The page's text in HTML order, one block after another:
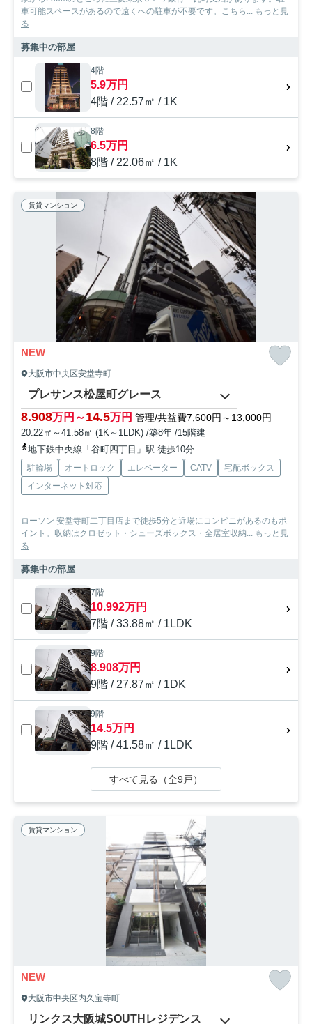
車可能スペースがあるので遠くへの駐車が不要です。こちら... もっと見
る
募集中の部屋
4階
5.9万円
4階 / 22.57㎡ / 1K
8階
6.5万円
8階 / 22.06㎡ / 1K
賃貸マンション
NEW
大阪市中央区安堂寺町
プレサンス松屋町グレース
8.908万円～14.5万円 管理/共益費7,600円～13,000円
20.22㎡～41.58㎡ (1K～1LDK) /築8年 /15階建
地下鉄中央線「谷町四丁目」駅 徒歩10分
駐輪場 オートロック エレベーター CATV
宅配ボックス
インターネット対応
ローソン 安堂寺町二丁目店まで徒歩5分と近場にコンビニがあるのもポ
イント。収納はクロゼット・シューズボックス・全居室収納... もっと見
る
募集中の部屋
7階
10.992万円
7階 / 33.88㎡ / 1LDK
9階
8.908万円
9階 / 27.87㎡ / 1DK
9階
14.5万円
9階 / 41.58㎡ / 1LDK
すべて見る（全9戸）
賃貸マンション
NEW
大阪市中央区内久宝寺町
リンクス大阪城SOUTHレジデンス